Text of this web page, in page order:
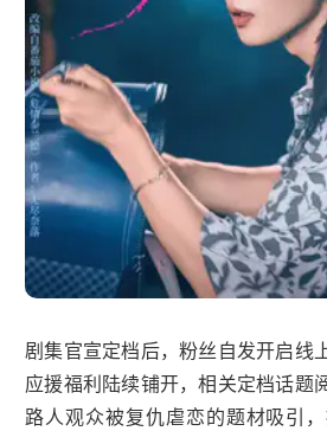
剧集官宣定档后，粉丝自发开启线
应援福利陆续铺开，相关定档话题
路人观众被复仇虐恋的题材吸引